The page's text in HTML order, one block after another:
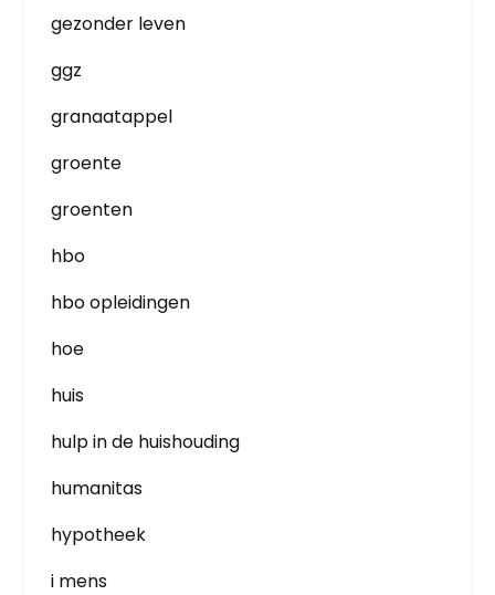
gezonder leven
ggz
granaatappel
groente
groenten
hbo
hbo opleidingen
hoe
huis
hulp in de huishouding
humanitas
hypotheek
i mens